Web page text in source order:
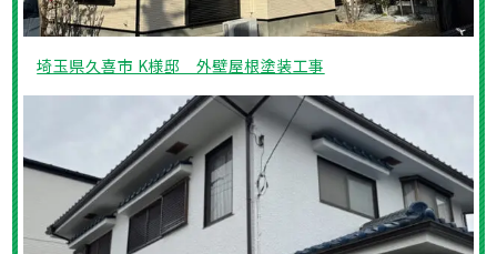
埼玉県久喜市 K様邸 外壁屋根塗装工事